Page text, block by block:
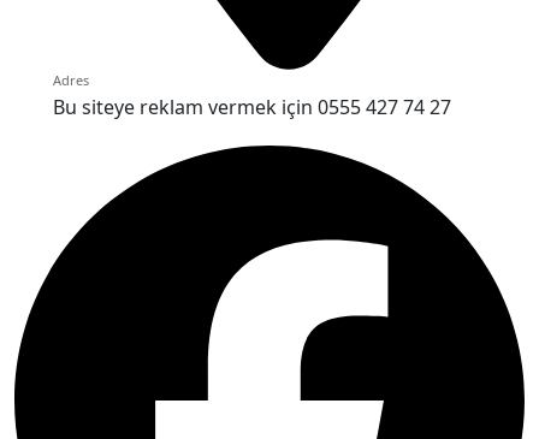
Adres
Bu siteye reklam vermek için 0555 427 74 27